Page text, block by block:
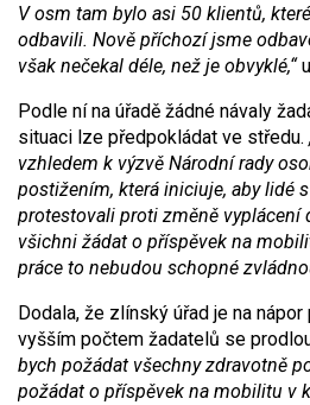
V osm tam bylo asi 50 klientů,
odbavili. Nově příchozí jsme
však nečekal déle, než je obvyklé,“
Podle ní na úřadě žádné návaly
situaci lze předpokládat ve středu.
vzhledem k výzvě Národní rady
postižením, která iniciuje, aby lidé
protestovali proti změně vyplácení
všichni žádat o příspěvek na
práce to nebudou schopné
Dodala, že zlínský úřad je na nápor
vyšším počtem žadatelů se
bych požádat všechny zdravotně
požádat o příspěvek na mobilitu v